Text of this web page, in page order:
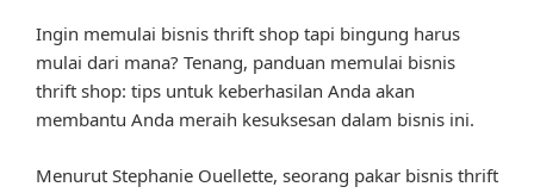
Ingin memulai bisnis thrift shop tapi bingung harus
mulai dari mana? Tenang, panduan memulai bisnis
thrift shop: tips untuk keberhasilan Anda akan
membantu Anda meraih kesuksesan dalam bisnis ini.
Menurut Stephanie Ouellette, seorang pakar bisnis thrift